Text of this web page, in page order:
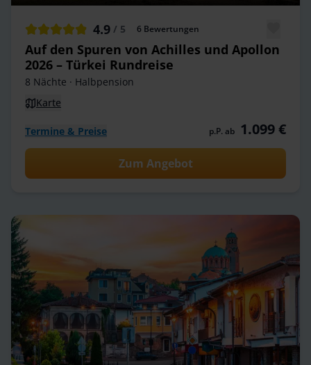
4.9 / 5 6 Bewertungen
Auf den Spuren von Achilles und Apollon
2026 – Türkei Rundreise
8 Nächte · Halbpension
Karte
Termine & Preise p.P. ab 1.099 €
Zum Angebot